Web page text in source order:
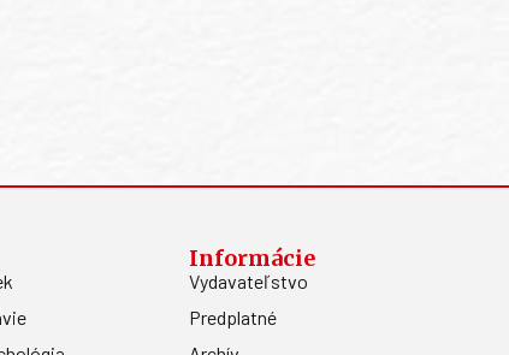
Informácie
Vydavateľstvo
Predplatné